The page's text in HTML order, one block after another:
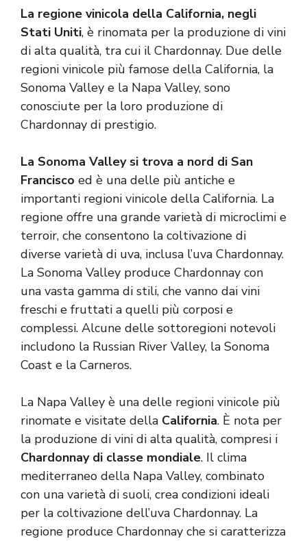
La regione vinicola della California, negli
Stati Uniti, è rinomata per la produzione di vini
di alta qualità, tra cui il Chardonnay. Due delle
regioni vinicole più famose della California, la
Sonoma Valley e la Napa Valley, sono
conosciute per la loro produzione di
Chardonnay di prestigio.
La Sonoma Valley si trova a nord di San
Francisco ed è una delle più antiche e
importanti regioni vinicole della California. La
regione offre una grande varietà di microclimi e
terroir, che consentono la coltivazione di
diverse varietà di uva, inclusa l’uva Chardonnay.
La Sonoma Valley produce Chardonnay con
una vasta gamma di stili, che vanno dai vini
freschi e fruttati a quelli più corposi e
complessi. Alcune delle sottoregioni notevoli
includono la Russian River Valley, la Sonoma
Coast e la Carneros.
La Napa Valley è una delle regioni vinicole più
rinomate e visitate della California. È nota per
la produzione di vini di alta qualità, compresi i
Chardonnay di classe mondiale. Il clima
mediterraneo della Napa Valley, combinato
con una varietà di suoli, crea condizioni ideali
per la coltivazione dell’uva Chardonnay. La
regione produce Chardonnay che si caratterizza